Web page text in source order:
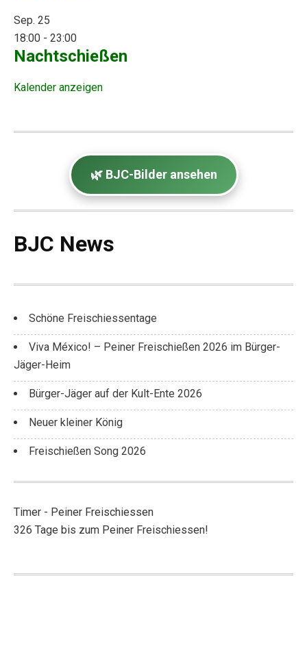
Sep. 25
18:00 - 23:00
Nachtschießen
Kalender anzeigen
🌿 BJC-Bilder ansehen
BJC News
Schöne Freischiessentage
Viva México! – Peiner Freischießen 2026 im Bürger-
Jäger-Heim
Bürger-Jäger auf der Kult-Ente 2026
Neuer kleiner König
Freischießen Song 2026
Timer - Peiner Freischiessen
326 Tage bis zum Peiner Freischiessen!